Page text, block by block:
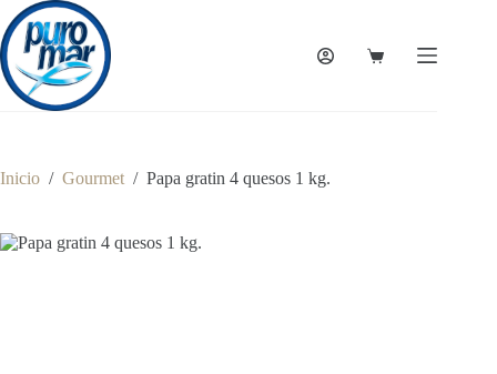
Saltar
al
contenido
Carro
Inicio / Gourmet / Papa gratin 4 quesos 1 kg.